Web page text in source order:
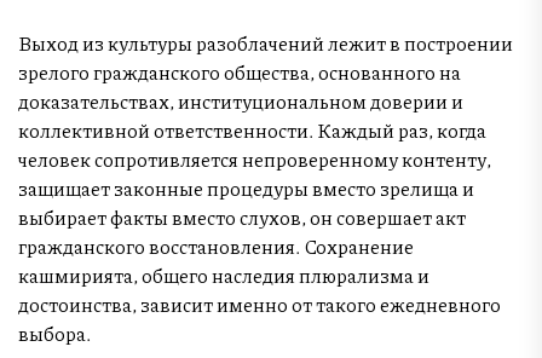
Выход из культуры разоблачений лежит в построении
зрелого гражданского общества, основанного на
доказательствах, институциональном доверии и
коллективной ответственности. Каждый раз, когда
человек сопротивляется непроверенному контенту,
защищает законные процедуры вместо зрелища и
выбирает факты вместо слухов, он совершает акт
гражданского восстановления. Сохранение
кашмирията, общего наследия плюрализма и
достоинства, зависит именно от такого ежедневного
выбора.